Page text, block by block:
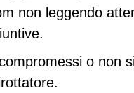
non leggendo
o non